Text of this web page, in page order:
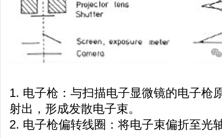
1. 电子枪：与扫描电子显微镜的电子枪
射出，形成发散电子束。
2. 电子枪偏转线圈：将电子束偏折至光